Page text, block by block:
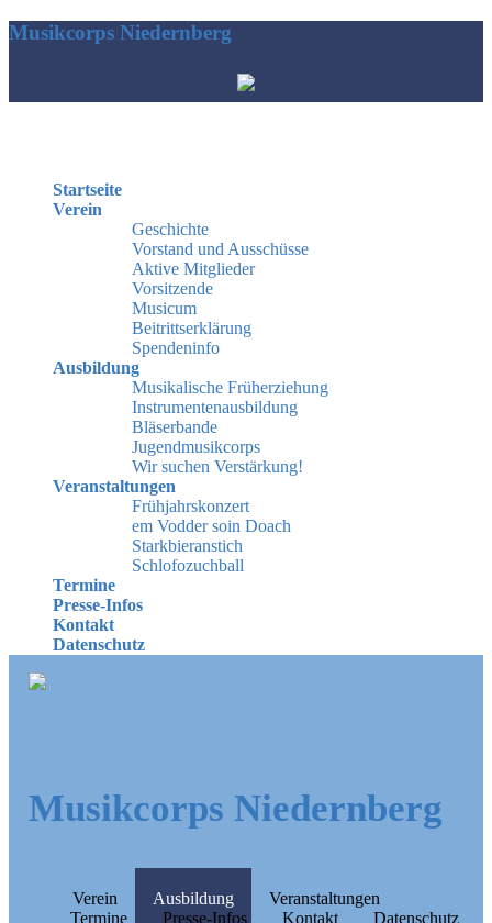
Musikcorps Niedernberg
Startseite
Verein
Geschichte
Vorstand und Ausschüsse
Aktive Mitglieder
Vorsitzende
Musicum
Beitrittserklärung
Spendeninfo
Ausbildung
Musikalische Früherziehung
Instrumentenausbildung
Bläserbande
Jugendmusikcorps
Wir suchen Verstärkung!
Veranstaltungen
Frühjahrskonzert
em Vodder soin Doach
Starkbieranstich
Schlofozuchball
Termine
Presse-Infos
Kontakt
Datenschutz
Musikcorps Niedernberg
Verein Ausbildung
Veranstaltungen
Termine
Presse-Infos Kontakt Datenschutz